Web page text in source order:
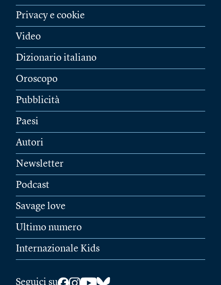
Privacy e cookie
Video
Dizionario italiano
Oroscopo
Pubblicità
Paesi
Autori
Newsletter
Podcast
Savage love
Ultimo numero
Internazionale Kids
Seguici su